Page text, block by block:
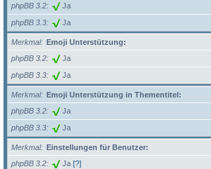
phpBB 3.2
Ja
phpBB 3.3 Ja
Merkmal
Emoji Unterstützung:
phpBB 3.2
Ja
phpBB 3.3 Ja
Merkmal
Emoji Unterstützung in Thementitel:
phpBB 3.2
Ja
phpBB 3.3 Ja
Merkmal
Einstellungen für Benutzer:
phpBB 3.2
Ja [?]